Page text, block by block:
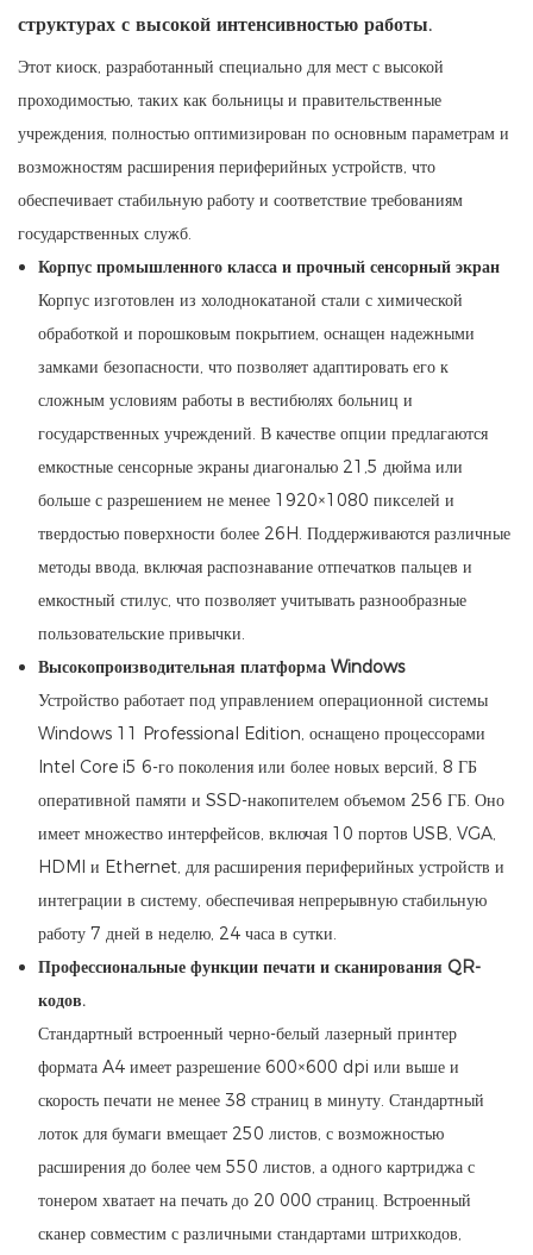
структурах с высокой интенсивностью работы.
Этот киоск, разработанный специально для мест с высокой
проходимостью, таких как больницы и правительственные
учреждения, полностью оптимизирован по основным параметрам и
возможностям расширения периферийных устройств, что
обеспечивает стабильную работу и соответствие требованиям
государственных служб.
Корпус промышленного класса и прочный сенсорный экран
Корпус изготовлен из холоднокатаной стали с химической
обработкой и порошковым покрытием, оснащен надежными
замками безопасности, что позволяет адаптировать его к
сложным условиям работы в вестибюлях больниц и
государственных учреждений. В качестве опции предлагаются
емкостные сенсорные экраны диагональю 21,5 дюйма или
больше с разрешением не менее 1920×1080 пикселей и
твердостью поверхности более 26H. Поддерживаются различные
методы ввода, включая распознавание отпечатков пальцев и
емкостный стилус, что позволяет учитывать разнообразные
пользовательские привычки.
Высокопроизводительная платформа Windows
Устройство работает под управлением операционной системы
Windows 11 Professional Edition, оснащено процессорами
Intel Core i5 6-го поколения или более новых версий, 8 ГБ
оперативной памяти и SSD-накопителем объемом 256 ГБ. Оно
имеет множество интерфейсов, включая 10 портов USB, VGA,
HDMI и Ethernet, для расширения периферийных устройств и
интеграции в систему, обеспечивая непрерывную стабильную
работу 7 дней в неделю, 24 часа в сутки.
Профессиональные функции печати и сканирования QR-
кодов.
Стандартный встроенный черно-белый лазерный принтер
формата A4 имеет разрешение 600×600 dpi или выше и
скорость печати не менее 38 страниц в минуту. Стандартный
лоток для бумаги вмещает 250 листов, с возможностью
расширения до более чем 550 листов, а одного картриджа с
тонером хватает на печать до 20 000 страниц. Встроенный
сканер совместим с различными стандартами штрихкодов,